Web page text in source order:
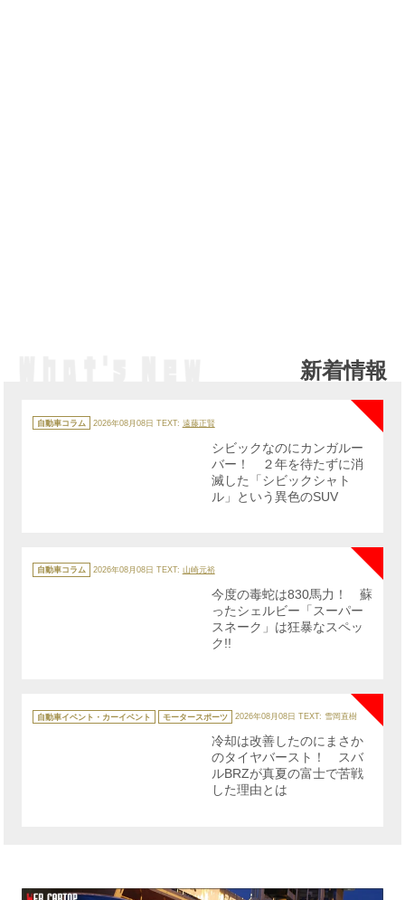
新着情報
テ
ゴ
自動車コラム 2026年08月08日 TEXT: 遠藤正賢
NEW
シビックなのにカンガルー
バー！ ２年を待たずに消
滅した「シビックシャト
ル」という異色のSUV
テ
ゴ
自動車コラム 2026年08月08日 TEXT: 山崎元裕
今度の毒蛇は830馬力！ 蘇
ったシェルビー「スーパー
スネーク」は狂暴なスペッ
ク!!
テ
ゴ
自動車イベント・カーイベント モータースポーツ 2026年08月08日 TEXT: 雪岡直樹
冷却は改善したのにまさか
のタイヤバースト！ スバ
ルBRZが真夏の富士で苦戦
した理由とは